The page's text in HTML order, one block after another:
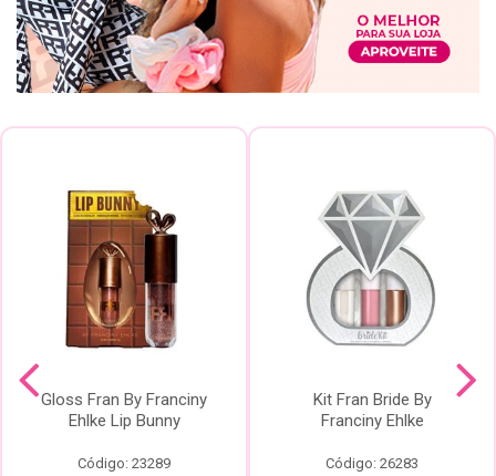
Gloss Fran By Franciny
Ehlke Lip Bunny
Código: 23289
Kit Fran Bride By
Franciny Ehlke
Código: 26283